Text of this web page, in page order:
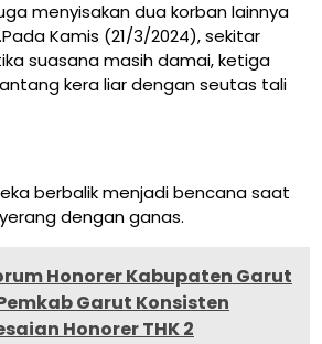
menyisakan dua korban lainnya
Kamis (21/3/2024), sekitar
suasana masih damai, ketiga
kera liar dengan seutas tali
berbalik menjadi bencana saat
dengan ganas.
Honorer Kabupaten Garut
Garut Konsisten
Honorer THK 2